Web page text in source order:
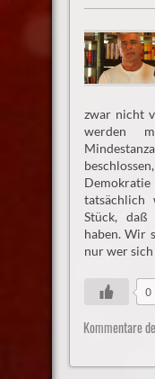
zwar nicht
werden
tatsächlich
Stück, daß
haben. Wir
nur wer
0
Kommentare